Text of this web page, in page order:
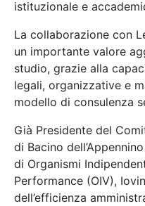
istituzionale e
La collaborazione con
un importante valore
studio, grazie alla
legali, organizzative e
modello di consulenza
Già Presidente del
di Bacino
di Organismi
Performance (OIV),
dell’efficienza